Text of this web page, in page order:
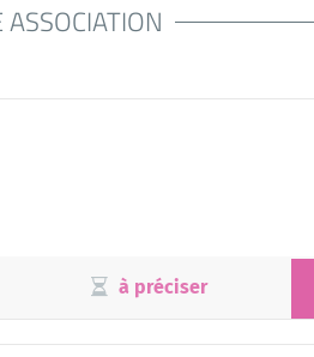
à préciser